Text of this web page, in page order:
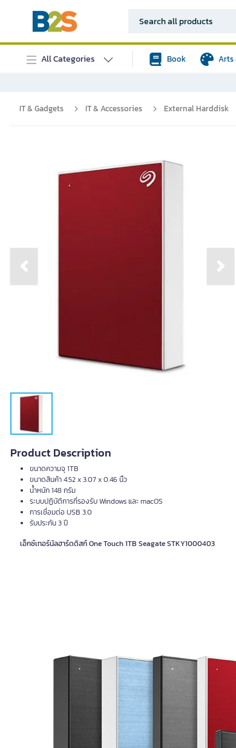
All Categories Book Arts
IT & Gadgets IT & Accessories External Harddisk
Previous slide Next
Product Description
ขนาดความจุ 1TB
ขนาดสินค้า 4.52 x 3.07 x 0.46 นิ้ว
น้ำหนัก 148 กรัม
ระบบปฏิบัติการที่รองรับ Windows และ macOS
การเชื่อมต่อ USB 3.0
รับประกัน 3 ปี
เอ็กซ์เทอร์นัลฮาร์ดดิสก์ One Touch 1TB Seagate STKY1000403